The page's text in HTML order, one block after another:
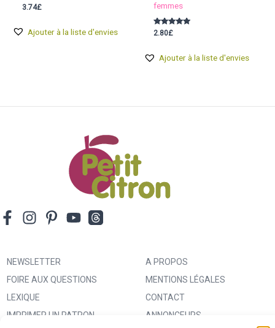
3.74£
Ajouter à la liste d'envies
femmes
Note
2.80£
Ajouter à la liste d'envies
NEWSLETTER
FOIRE AUX QUESTIONS
LEXIQUE
IMPRIMER UN PATRON
A PROPOS
MENTIONS LÉGALES
CONTACT
ANNONCEURS